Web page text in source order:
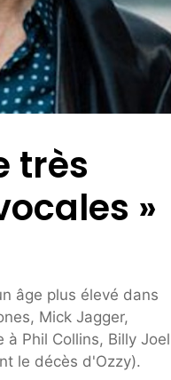
très
»
âge plus élevé dans
Mick Jagger,
Phil Collins, Billy Joel
le décès d'Ozzy).